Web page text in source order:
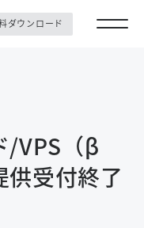
/VPS（β
受付終了
ダウンロード